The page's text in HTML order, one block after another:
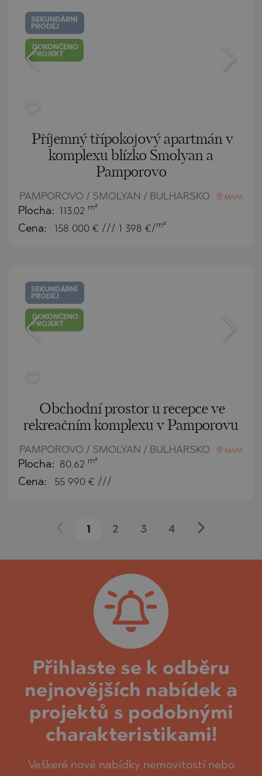
SEKUNDÁRNÍ
PRODEJ
DOKONČENO
PROJEKT
Příjemný třípokojový apartmán v
komplexu blízko Smolyan a
Pamporovo
PAMPOROVO / SMOLYAN / BULHARSKO MAPA
Plocha: 113.02 m²
Cena: 158 000 € /// 1 398 €/ m²
SEKUNDÁRNÍ
PRODEJ
DOKONČENO
PROJEKT
Obchodní prostor u recepce ve
rekreačním komplexu v Pamporovu
PAMPOROVO / SMOLYAN / BULHARSKO MAPA
Plocha: 80.62 m²
Cena: 55 990 € ///
1 2 3 4
Přihlaste se k odběru
nejnovějších nabídek a
projektů s podobnými
charakteristikami!
Veškeré nové nabídky nemovitostí nebo